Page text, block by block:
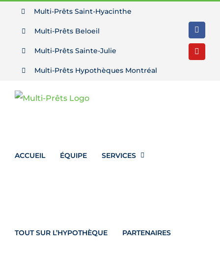
Passer
Multi-Prêts Saint-Hyacinthe
Multi-Prêts Beloeil
Multi-Prêts Sainte-Julie
Multi-Prêts Hypothèques Montréal
ACCUEIL ÉQUIPE SERVICES
TOUT SUR L’HYPOTHÈQUE PARTENAIRES